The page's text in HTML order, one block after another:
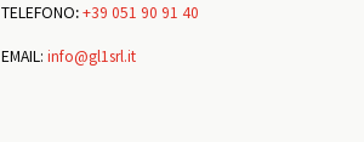
TELEFONO:+39 051 90 91 40
EMAIL:info@gl1srl.it